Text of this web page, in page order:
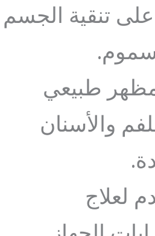
تنقية الجسم
طبيعي
والأسنان
لعلاج